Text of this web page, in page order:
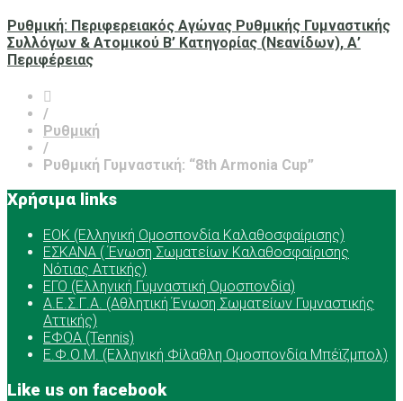
Ρυθμική: Περιφερειακός Αγώνας Ρυθμικής Γυμναστικής
Συλλόγων & Ατομικού Β’ Κατηγορίας (Νεανίδων), Α’
Περιφέρειας
/
Ρυθμική
/
Ρυθμική Γυμναστική: “8th Armonia Cup”
Χρήσιμα links
ΕOK (Ελληνική Ομοσπονδία Καλαθοσφαίρισης)
ΕΣΚΑΝΑ ( Ένωση Σωματείων Καλαθοσφαίρισης
Νότιας Αττικής)
ΕΓΟ (Ελληνική Γυμναστική Ομοσπονδία)
Α.Ε.Σ.Γ.Α. (Αθλητική Ένωση Σωματείων Γυμναστικής
Αττικής)
ΕΦΟΑ (Tennis)
Ε.Φ.Ο.Μ. (Ελληνική Φίλαθλη Ομοσπονδία Μπέϊζμπολ)
Like us on facebook